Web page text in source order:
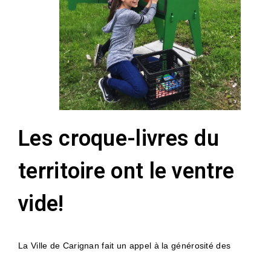
Les croque-livres du
territoire ont le ventre
vide!
La Ville de Carignan fait un appel à la générosité des